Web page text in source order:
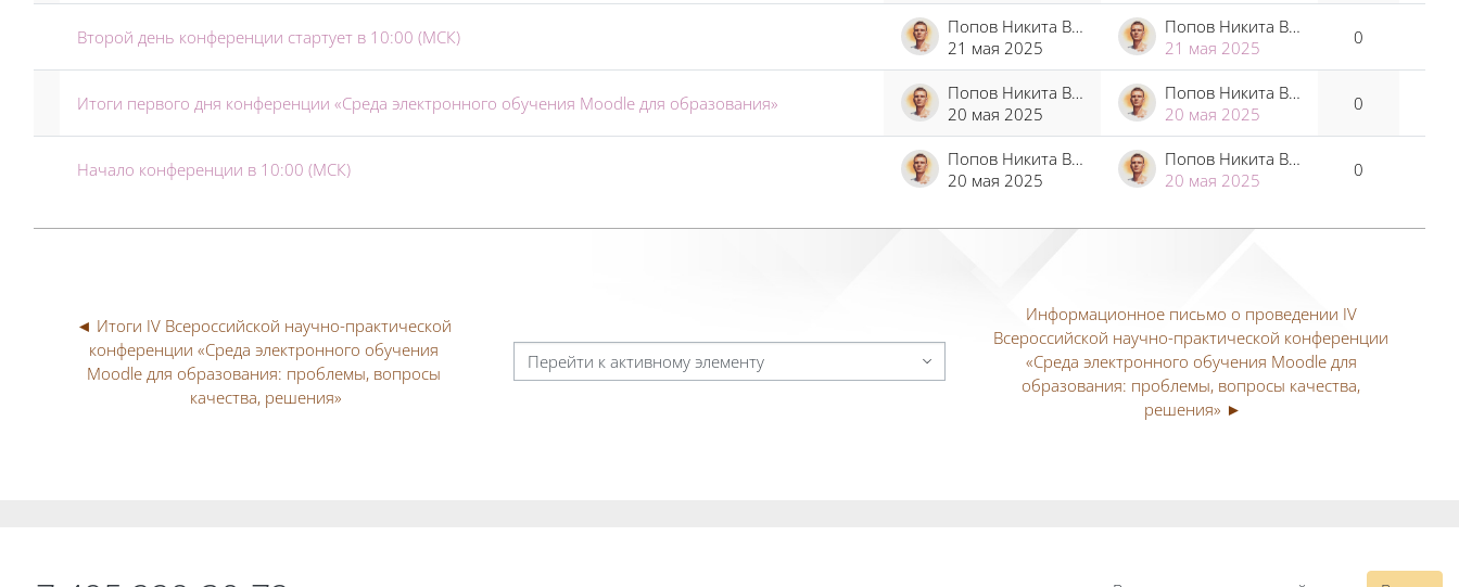
Второй день конференции стартует в 10:00 (МСК)
Попов Никита Владимирович
21 мая 2025
Попов Никита Владимирович
21 мая 2025
0
Итоги первого дня конференции «Среда электронного обучения Moodle для образования»
Попов Никита Владимирович
20 мая 2025
Попов Никита Владимирович
20 мая 2025
0
Начало конференции в 10:00 (МСК)
Попов Никита Владимирович
20 мая 2025
Попов Никита Владимирович
20 мая 2025
0
◄ Итоги IV Всероссийской научно-практической
конференции «Среда электронного обучения
Moodle для образования: проблемы, вопросы
качества, решения»
Перейти к активному элементу
Информационное письмо о проведении IV
Всероссийской научно-практической конференции
«Среда электронного обучения Moodle для
образования: проблемы, вопросы качества,
решения» ►